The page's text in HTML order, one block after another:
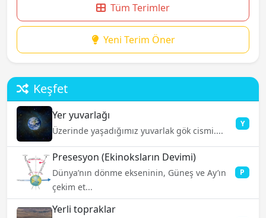
Tüm Terimler
Yeni Terim Öner
Keşfet
Yer yuvarlağı
Üzerinde yaşadığımız yuvarlak gök cismi....
Y
Presesyon (Ekinoksların Devimi)
Dünya’nın dönme ekseninin, Güneş ve Ay’ın
çekim et...
P
Yerli topraklar